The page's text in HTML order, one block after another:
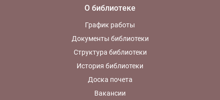
О библиотеке
График работы
Документы библиотеки
Структура библиотеки
История библиотеки
Доска почета
Вакансии